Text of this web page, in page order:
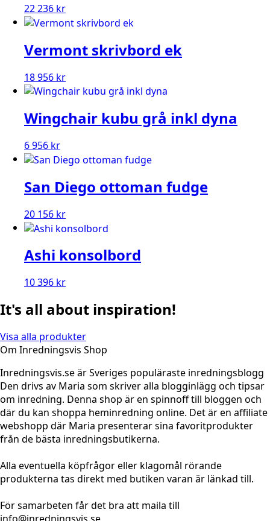
22 236 kr
Vermont skrivbord ek
18 956 kr
Wingchair kubu grå inkl dyna
6 956 kr
San Diego ottoman fudge
20 156 kr
Ashi konsolbord
10 396 kr
It's all about inspiration!
Visa alla produkter
Om Inredningsvis Shop
Inredningsvis.se är Sveriges populäraste inredningsblogg
Den drivs av Maria som skriver alla blogginlägg och tipsar
om inredning. Denna shop är en spinnoff till bloggen och
där du kan shoppa heminredning online. Det är en affiliate
webshopp där Maria presenterar sina favoritprodukter
från de bästa inredningsbutikerna.
Alla eventuella köpfrågor eller klagomål rörande
produkterna tas direkt med butiken varan är länkad till.
För samarbeten får det bra att maila till